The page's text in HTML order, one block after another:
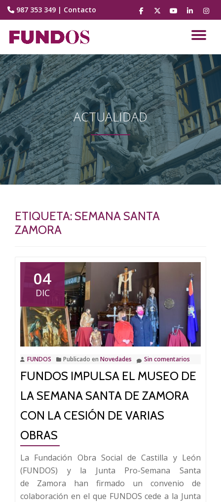
contenido
987 353 349 | Contacto
fa-
facebook
fa-
brands
fa-
youtube-
fa-
linkedin
fa-
ACTUALIDAD
ETIQUETA: SEMANA SANTA
ZAMORA
04
DIC
FUNDOS Publicado en Novedades Sin comentarios
FUNDOS IMPULSA EL MUSEO DE
LA SEMANA SANTA DE ZAMORA
CON LA CESIÓN DE VARIAS
OBRAS
La Fundación Obra Social de Castilla y León
(FUNDOS) y la Junta Pro-Semana Santa
de Zamora han firmado un convenio de
colaboración en el que FUNDOS cede a la Junta